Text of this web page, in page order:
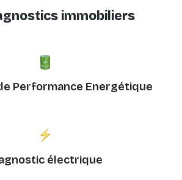
immobiliers
Performance Energétique
électrique